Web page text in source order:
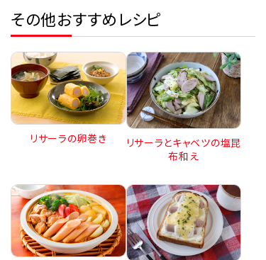
その他おすすめレシピ
リサーラの卵巻き
リサーラとキャベツの塩昆
布和え